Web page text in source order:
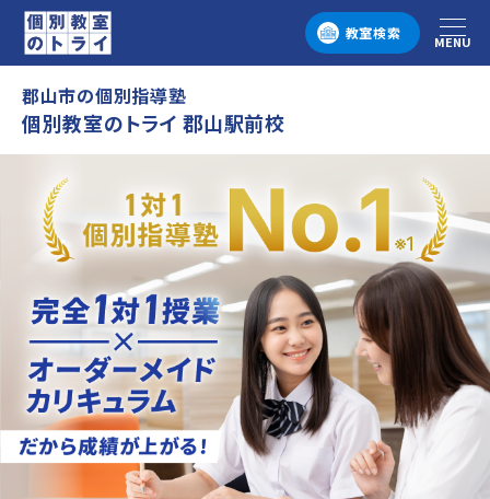
教室検索
メニュー
MENU
郡山市の個別指導塾
個別教室のトライ 郡山駅前校